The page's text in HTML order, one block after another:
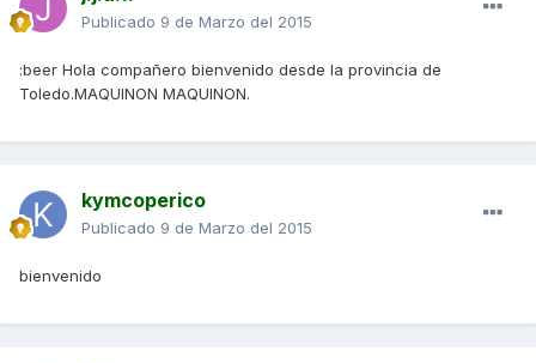
Publicado 9 de Marzo del 2015
:beer Hola compañero bienvenido desde la provincia de
Toledo.MAQUINON MAQUINON.
kymcoperico
Publicado 9 de Marzo del 2015
bienvenido